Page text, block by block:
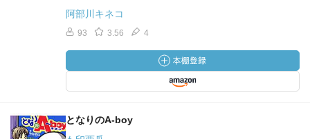
阿部川キネコ
93 3.56 4
となりのA-boy